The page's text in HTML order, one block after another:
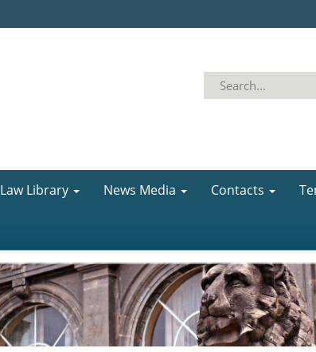
Library News Media Contacts